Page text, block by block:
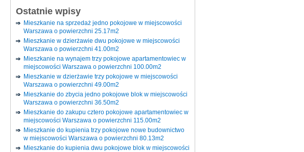
Ostatnie wpisy
Mieszkanie na sprzedaż jedno pokojowe w miejscowości
Warszawa o powierzchni 25.17m2
Mieszkanie w dzierżawie dwu pokojowe w miejscowości
Warszawa o powierzchni 41.00m2
Mieszkanie na wynajem trzy pokojowe apartamentowiec w
miejscowości Warszawa o powierzchni 100.00m2
Mieszkanie w dzierżawie trzy pokojowe w miejscowości
Warszawa o powierzchni 49.00m2
Mieszkanie do zbycia jedno pokojowe blok w miejscowości
Warszawa o powierzchni 36.50m2
Mieszkanie do zakupu cztero pokojowe apartamentowiec w
miejscowości Warszawa o powierzchni 115.00m2
Mieszkanie do kupienia trzy pokojowe nowe budownictwo
w miejscowości Warszawa o powierzchni 80.13m2
Mieszkanie do kupienia dwu pokojowe blok w miejscowości